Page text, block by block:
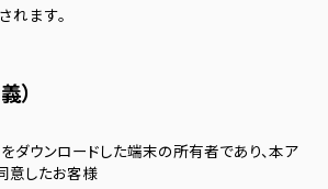
ます。
）
をダウンロードした端末の所有者であり、本ア
意したお客様